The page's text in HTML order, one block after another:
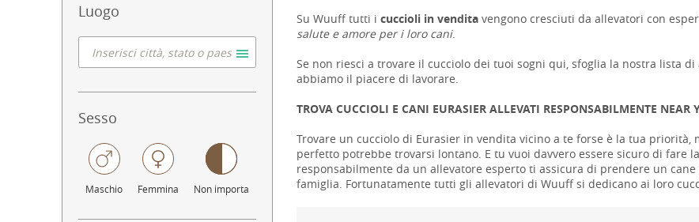
Luogo
Sesso
Maschio Femmina Non importa
Su Wuuff tutti i cuccioli in vendita vengono cresciuti da allevatori con
salute e amore per i loro cani.
Se non riesci a trovare il cucciolo dei tuoi sogni qui, sfoglia la nostra lista di
abbiamo il piacere di lavorare.
TROVA CUCCIOLI E CANI EURASIER ALLEVATI RESPONSABILMENTE NEAR
Trovare un cucciolo di Eurasier in vendita vicino a te forse è la tua
perfetto potrebbe trovarsi lontano. E tu vuoi davvero essere sicuro di fare
responsabilmente da un allevatore esperto ti assicura di prendere un
famiglia. Fortunatamente tutti gli allevatori di Wuuff si dedicano ai loro